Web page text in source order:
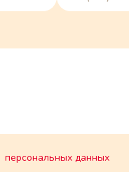
персональных данных